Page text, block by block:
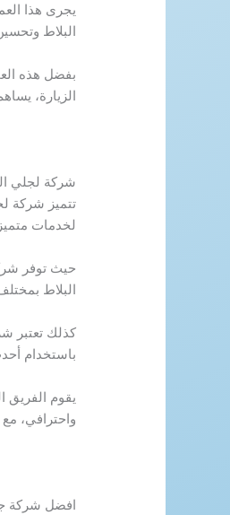
يجرى هذا
البلاط
بفضل هذه
الزيارة،
شركة لجلي
تتميز شركة
لخدمات
حيث توفر
البلاط
كذلك تعتبر
باستخدام
يقوم الفريق
واحترافي،
افضل شركة